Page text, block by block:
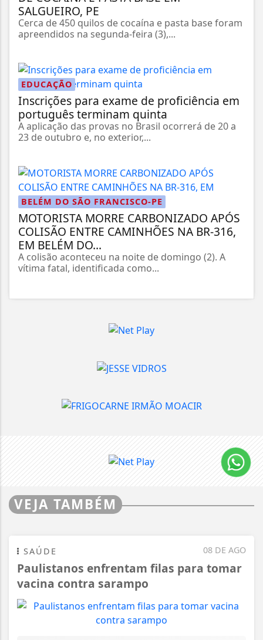
SALGUEIRO, PE
Cerca de 450 quilos de cocaína e pasta base foram
apreendidos na segunda-feira (3),...
EDUCAÇÃO
Inscrições para exame de proficiência em
português terminam quinta
A aplicação das provas no Brasil ocorrerá de 20 a
23 de outubro e, no exterior,...
BELÉM DO SÃO FRANCISCO-PE
MOTORISTA MORRE CARBONIZADO APÓS
COLISÃO ENTRE CAMINHÕES NA BR-316,
EM BELÉM DO...
A colisão aconteceu na noite de domingo (2). A
vítima fatal, identificada como...
VEJA TAMBÉM
08 DE AGO
SAÚDE
Paulistanos enfrentam filas para tomar
vacina contra sarampo